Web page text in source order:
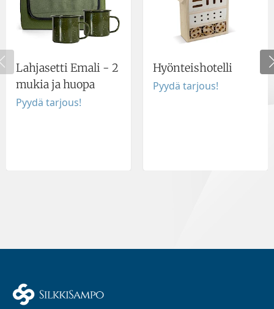
Lahjasetti Emali - 2
mukia ja huopa
Pyydä tarjous!
Hyönteishotelli
Pyydä tarjous!